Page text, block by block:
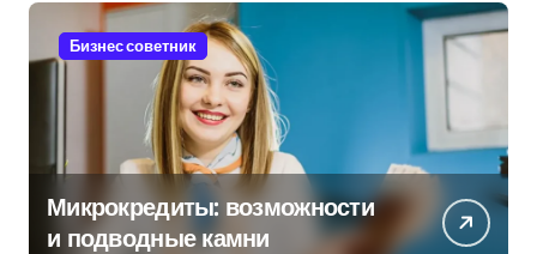
Бизнес советник
Микрокредиты: возможности
и подводные камни